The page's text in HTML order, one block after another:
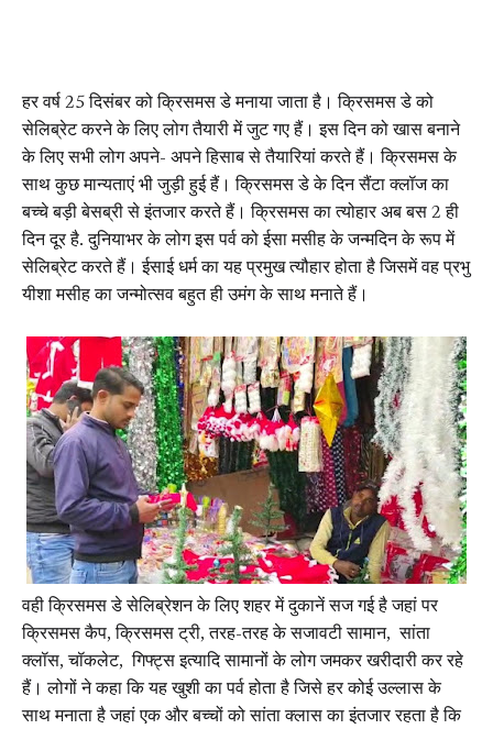
हर वर्ष 25 दिसंबर को क्रिसमस डे मनाया जाता है। क्रिसमस डे को
सेलिब्रेट करने के लिए लोग तैयारी में जुट गए हैं। इस दिन को खास बनाने
के लिए सभी लोग अपने- अपने हिसाब से तैयारियां करते हैं। क्रिसमस के
साथ कुछ मान्यताएं भी जुड़ी हुई हैं। क्रिसमस डे के दिन सैंटा क्लॉज का
बच्चे बड़ी बेसब्री से इंतजार करते हैं। क्रिसमस का त्योहार अब बस 2 ही
दिन दूर है. दुनियाभर के लोग इस पर्व को ईसा मसीह के जन्मदिन के रूप में
सेलिब्रेट करते हैं। ईसाई धर्म का यह प्रमुख त्यौहार होता है जिसमें वह प्रभु
यीशा मसीह का जन्मोत्सव बहुत ही उमंग के साथ मनाते हैं।
वही क्रिसमस डे सेलिब्रेशन के लिए शहर में दुकानें सज गई है जहां पर
क्रिसमस कैप, क्रिसमस ट्री, तरह-तरह के सजावटी सामान, सांता
क्लॉस, चॉकलेट, गिफ्ट्स इत्यादि सामानों के लोग जमकर खरीदारी कर रहे
हैं। लोगों ने कहा कि यह खुशी का पर्व होता है जिसे हर कोई उल्लास के
साथ मनाता है जहां एक और बच्चों को सांता क्लास का इंतजार रहता है कि